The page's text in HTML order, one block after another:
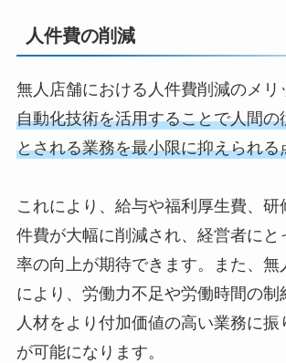
人件費の削減
無人店舗における人件費削減のメリ
自動化技術を活用することで人間の
とされる業務を最小限に抑えられる
これにより、給与や福利厚生費、研
件費が大幅に削減され、経営者にと
率の向上が期待できます。また、無
により、労働力不足や労働時間の制
人材をより付加価値の高い業務に振
が可能になります。